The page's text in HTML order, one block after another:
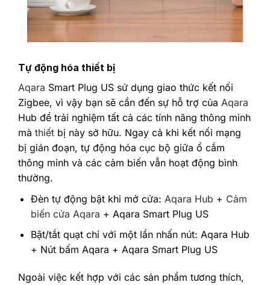
Tự động hóa thiết bị
Aqara Smart Plug US sử dụng giao thức kết nối
Zigbee, vì vậy bạn sẽ cần đến sự hỗ trợ của Aqara
Hub để trải nghiệm tất cả các tính năng thông minh
mà thiết bị này sở hữu. Ngay cả khi kết nối mạng
bị gián đoạn, tự động hóa cục bộ giữa ổ cắm
thông minh và các cảm biến vẫn hoạt động bình
thường.
Đèn tự động bật khi mở cửa: Aqara Hub + Cảm
biến cửa Aqara + Aqara Smart Plug US
Bật/tắt quạt chỉ với một lần nhấn nút: Aqara Hub
+ Nút bấm Aqara + Aqara Smart Plug US
Ngoài việc kết hợp với các sản phẩm tương thích,